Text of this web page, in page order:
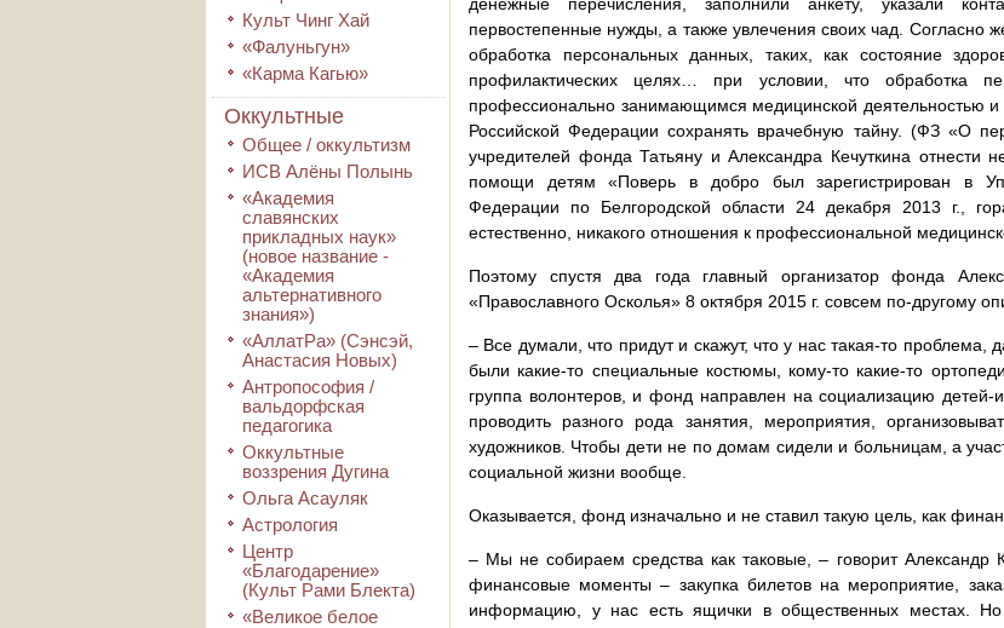
Культ Чинг Хай
«Фалуньгун»
«Карма Кагью»
Оккультные
Общее / оккультизм
ИСВ Алёны Полынь
«Академия
славянских
прикладных наук»
(новое название -
«Академия
альтернативного
знания»)
«АллатРа» (Сэнсэй,
Анастасия Новых)
Антропософия /
вальдорфская
педагогика
Оккультные
воззрения Дугина
Ольга Асауляк
Астрология
Центр
«Благодарение»
(Культ Рами Блекта)
«Великое белое
первостепенные нужды, а также увлечения своих чад. Согласно
обработка персональных данных, таких, как состояние
профилактических целях… при условии, что обработка
профессионально занимающимся медицинской деятельностью и
Российской Федерации сохранять врачебную тайну. (ФЗ «О
учредителей фонда Татьяну и Александра Кечуткина отнести
помощи детям «Поверь в добро был зарегистрирован в
Федерации по Белгородской области 24 декабря 2013 г.,
естественно, никакого отношения к профессиональной
Поэтому спустя два года главный организатор фонда
«Православного Осколья» 8 октября 2015 г. совсем по-другому
– Все думали, что придут и скажут, что у нас такая-то проблема,
были какие-то специальные костюмы, кому-то какие-то
группа волонтеров, и фонд направлен на социализацию
проводить разного рода занятия, мероприятия,
художников. Чтобы дети не по домам сидели и больницам, а
социальной жизни вообще.
Оказывается, фонд изначально и не ставил такую цель, как
– Мы не собираем средства как таковые, – говорит Александр
финансовые моменты – закупка билетов на мероприятие,
информацию, у нас есть ящички в общественных местах.